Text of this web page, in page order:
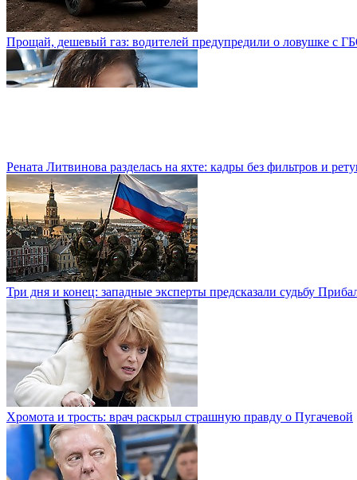
Прощай, дешевый газ: водителей предупредили о ловушке с
Рената Литвинова разделась на яхте: кадры без фильтров и
Три дня и конец: западные эксперты предсказали судьбу
Хромота и трость: врач раскрыл страшную правду о Пугачевой